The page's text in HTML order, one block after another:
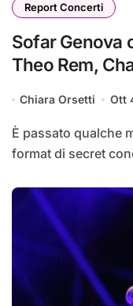
Report Concerti
Sofar Genova
Theo Rem,
Chiara Orsetti Ott
È passato qualche mese dal primo Sofar genovese, il
format di secret